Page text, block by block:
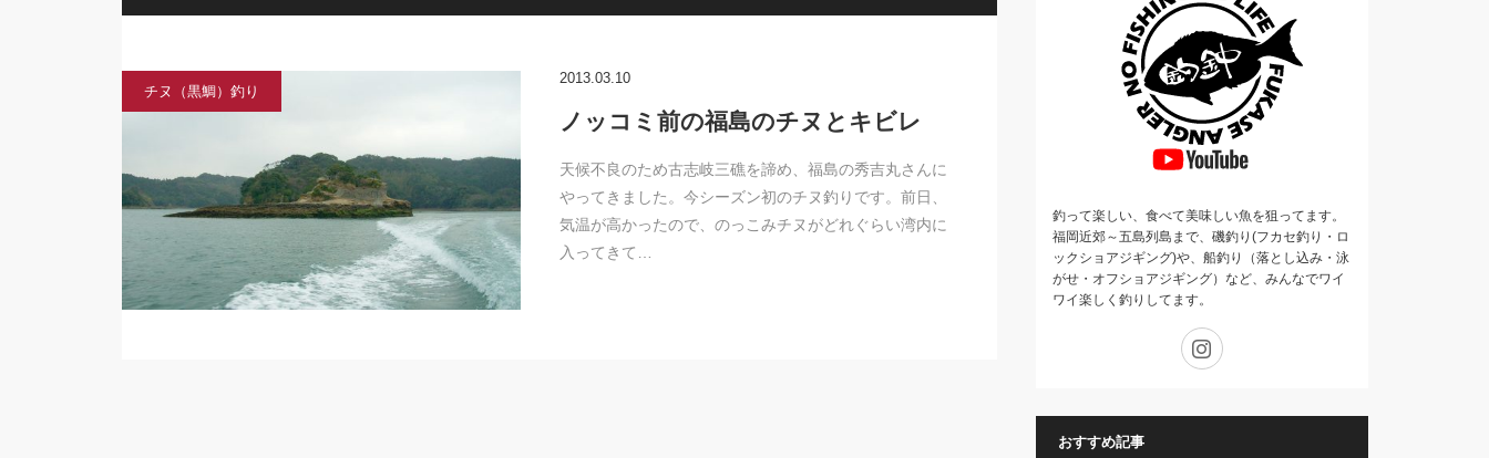
チヌ（黒鯛）釣り
2013.03.10
ノッコミ前の福島のチヌとキビレ
天候不良のため古志岐三礁を諦め、福島の秀吉丸さんに
やってきました。今シーズン初のチヌ釣りです。前日、
気温が高かったので、のっこみチヌがどれぐらい湾内に
入ってきて…
釣って楽しい、食べて美味しい魚を狙ってます。
福岡近郊～五島列島まで、磯釣り(フカセ釣り・ロ
ックショアジギング)や、船釣り（落とし込み・泳
がせ・オフショアジギング）など、みんなでワイ
ワイ楽しく釣りしてます。
おすすめ記事